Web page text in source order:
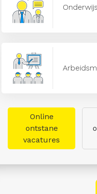
Online
ontstane
vacatures